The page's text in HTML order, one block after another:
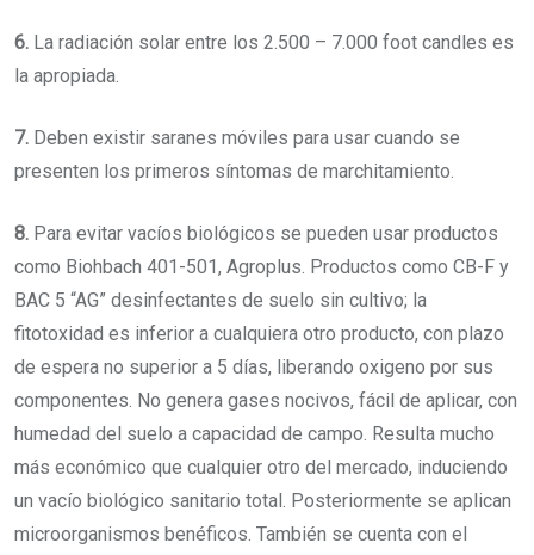
6. La radiación solar entre los 2.500 – 7.000 foot candles es
la apropiada.
7. Deben existir saranes móviles para usar cuando se
presenten los primeros síntomas de marchitamiento.
8. Para evitar vacíos biológicos se pueden usar productos
como Biohbach 401-501, Agroplus. Productos como CB-F y
BAC 5 “AG” desinfectantes de suelo sin cultivo; la
fitotoxidad es inferior a cualquiera otro producto, con plazo
de espera no superior a 5 días, liberando oxigeno por sus
componentes. No genera gases nocivos, fácil de aplicar, con
humedad del suelo a capacidad de campo. Resulta mucho
más económico que cualquier otro del mercado, induciendo
un vacío biológico sanitario total. Posteriormente se aplican
microorganismos benéficos. También se cuenta con el